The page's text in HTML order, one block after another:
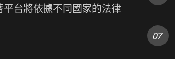
台將依據不同國家的法律